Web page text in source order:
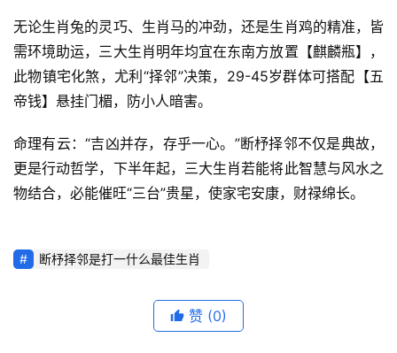
无论生肖兔的灵巧、生肖马的冲劲，还是生肖鸡的精准，皆
需环境助运，三大生肖明年均宜在东南方放置【麒麟瓶】，
此物镇宅化煞，尤利“择邻”决策，29-45岁群体可搭配【五
帝钱】悬挂门楣，防小人暗害。
命理有云：“吉凶并存，存乎一心。”断杼择邻不仅是典故，
更是行动哲学，下半年起，三大生肖若能将此智慧与风水之
物结合，必能催旺“三台”贵星，使家宅安康，财禄绵长。
断杼择邻是打一什么最佳生肖
赞 (0)